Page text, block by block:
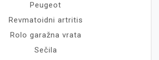
Peugeot
Revmatoidni artritis
Rolo garažna vrata
Sečila